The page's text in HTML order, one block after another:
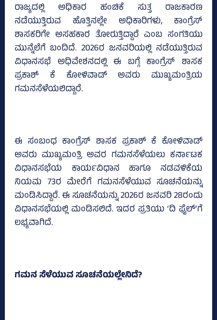
ರಾಜ್ಯದಲ್ಲಿ ಅಧಿಕಾರ ಹಂಚಿಕೆ ಸುತ್ತ ರಾಜಕಾರಣ
ನಡೆಯುತ್ತಿರುವ ಹೊತ್ತಿನಲ್ಲೇ ಅಧಿಕಾರಿಗಳು, ಕಾಂಗ್ರೆಸ್‌
ಶಾಸಕರಿಗೇ ಅಸಹಕಾರ ತೋರುತ್ತಿದ್ದಾರೆ ಎಂಬ ಸಂಗತಿಯು
ಮುನ್ನೆಲೆಗೆ ಬಂದಿದೆ. 2026ರ ಜನವರಿಯಲ್ಲಿ ನಡೆಯುತ್ತಿರುವ
ವಿಧಾನಸಭೆ ಅಧಿವೇಶನದಲ್ಲಿ ಈ ಬಗ್ಗೆ ಕಾಂಗ್ರೆಸ್‌ ಶಾಸಕ
ಪ್ರಕಾಶ್‌ ಕೆ ಕೋಳಿವಾಡ್ ಅವರು ಮುಖ್ಯಮಂತ್ರಿಯ
ಗಮನಸೆಳೆಯಲಿದ್ದಾರೆ.
ಈ ಸಂಬಂಧ ಕಾಂಗ್ರೆಸ್‌ ಶಾಸಕ ಪ್ರಕಾಶ್ ಕೆ ಕೋಳಿವಾಡ್
ಅವರು ಮುಖ್ಯಮಂತ್ರಿ ಅವರ ಗಮನಸೆಳೆಯಲು ಕರ್ನಾಟಕ
ವಿಧಾನಸಭೆಯ ಕಾರ್ಯವಿಧಾನ ಹಾಗೂ ನಡವಳಿಕೆಯ
ನಿಯಮ 73ರ ಮೇರೆಗೆ ಗಮನಸೆಳೆಯುವ ಸೂಚನೆಯನ್ನು
ಮಂಡಿಸಿದ್ದಾರೆ. ಈ ಸೂಚನೆಯನ್ನು 2026ರ ಜನವರಿ 28ರಂದು
ವಿಧಾನಸಭೆಯಲ್ಲಿ ಮಂಡಿಸಲಿದೆ. ಇದರ ಪ್ರತಿಯು ‘ದಿ ಫೈಲ್‌’ಗೆ
ಲಭ್ಯವಾಗಿದೆ.
ಗಮನ ಸೆಳೆಯುವ ಸೂಚನೆಯಲ್ಲೇನಿದೆ?